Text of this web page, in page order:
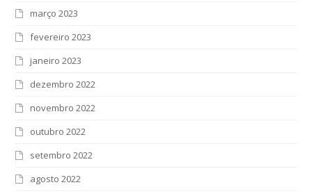
março 2023
fevereiro 2023
janeiro 2023
dezembro 2022
novembro 2022
outubro 2022
setembro 2022
agosto 2022